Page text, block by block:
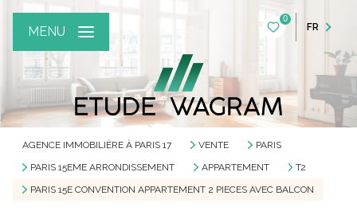
0
FR
MENU
AGENCE IMMOBILIÈRE À PARIS 17 VENTE
PARIS
PARIS 15EME ARRONDISSEMENT
APPARTEMENT
T2
PARIS 15E CONVENTION APPARTEMENT 2 PIECES AVEC BALCON